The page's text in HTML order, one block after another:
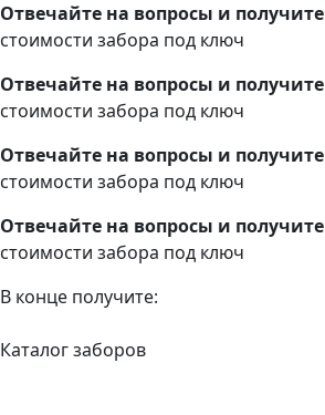
Отвечайте на вопросы и получите
стоимости забора под ключ
Отвечайте на вопросы и получите
стоимости забора под ключ
Отвечайте на вопросы и получите
стоимости забора под ключ
Отвечайте на вопросы и получите
стоимости забора под ключ
В конце получите:
Каталог заборов